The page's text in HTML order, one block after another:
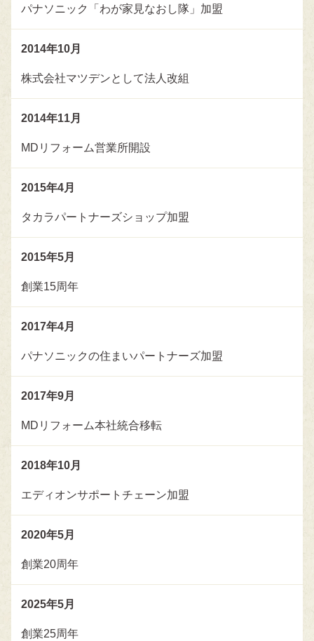
パナソニック「わが家見なおし隊」加盟
2014年10月
株式会社マツデンとして法人改組
2014年11月
MDリフォーム営業所開設
2015年4月
タカラパートナーズショップ加盟
2015年5月
創業15周年
2017年4月
パナソニックの住まいパートナーズ加盟
2017年9月
MDリフォーム本社統合移転
2018年10月
エディオンサポートチェーン加盟
2020年5月
創業20周年
2025年5月
創業25周年